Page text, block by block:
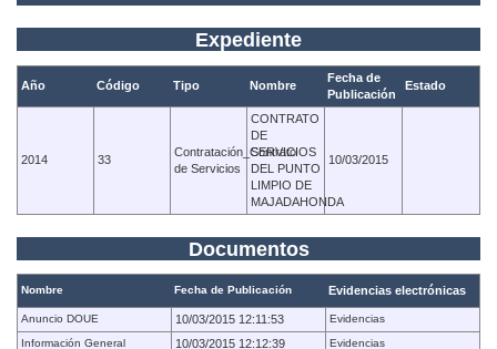
Expediente
Año Código Tipo Nombre
Fecha de
Publicación
Estado
2014 33
Contratación_Contrato
de Servicios
CONTRATO
DE
SERVICIOS
DEL PUNTO
LIMPIO DE
MAJADAHONDA
10/03/2015
Documentos
Nombre Fecha de Publicación Evidencias electrónicas
Anuncio DOUE 10/03/2015 12:11:53
Evidencias
Información General
10/03/2015 12:12:39
Evidencias